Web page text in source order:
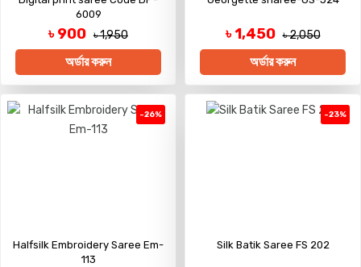
6009
৳ 900 ৳ 1,950
অর্ডার করুন
৳ 1,450 ৳ 2,050
অর্ডার করুন
-26%
Halfsilk Embroidery Saree Em-
113
-23%
Silk Batik Saree FS 202